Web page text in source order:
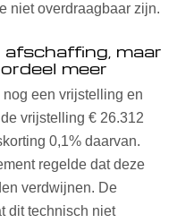
niet overdraagbaar zijn.
maar
meer
een vrijstelling en
vrijstelling € 26.312
0,1% daarvan.
regelde dat deze
verdwijnen. De
dit technisch niet